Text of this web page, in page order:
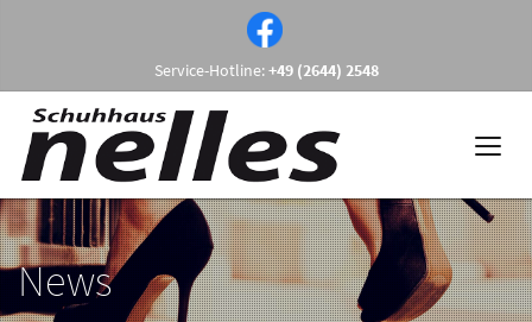
Service-Hotline:+49 (2644) 2548
News